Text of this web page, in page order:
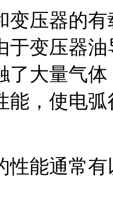
变压器的
于变压器
了大量气
能，使电
性能通常